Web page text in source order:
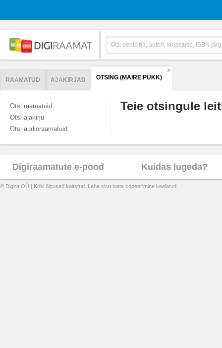
RAAMATUD AJAKIRJAD OTSING (MAIRE PUKK)
X
Otsi raamatuid
Otsi ajakirju
Otsi audioraamatuid
Teie otsingule
Digiraamatute e-pood Kuidas lugeda?
© Digira OÜ | Kõik õigused kaitstud. Lehe sisu loata kopeerimine keelatud.